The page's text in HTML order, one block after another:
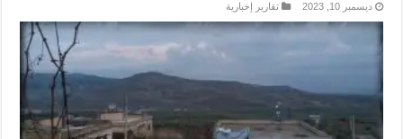
ديسمبر 10, 2023 تقارير إخبارية